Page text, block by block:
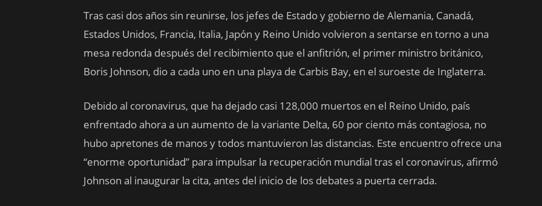
Tras casi dos años sin reunirse, los jefes de Estado y gobierno de Alemania, Canadá,
Estados Unidos, Francia, Italia, Japón y Reino Unido volvieron a sentarse en torno a una
mesa redonda después del recibimiento que el anfitrión, el primer ministro británico,
Boris Johnson, dio a cada uno en una playa de Carbis Bay, en el suroeste de Inglaterra.
Debido al coronavirus, que ha dejado casi 128,000 muertos en el Reino Unido, país
enfrentado ahora a un aumento de la variante Delta, 60 por ciento más contagiosa, no
hubo apretones de manos y todos mantuvieron las distancias. Este encuentro ofrece una
“enorme oportunidad” para impulsar la recuperación mundial tras el coronavirus, afirmó
Johnson al inaugurar la cita, antes del inicio de los debates a puerta cerrada.